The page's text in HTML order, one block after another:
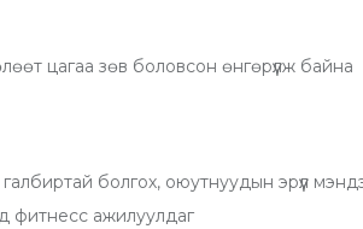
цагаа зөв боловсон өнгөрүүлж байна
болгох, оюутнуудын эрүүл
фитнесс ажилуулдаг